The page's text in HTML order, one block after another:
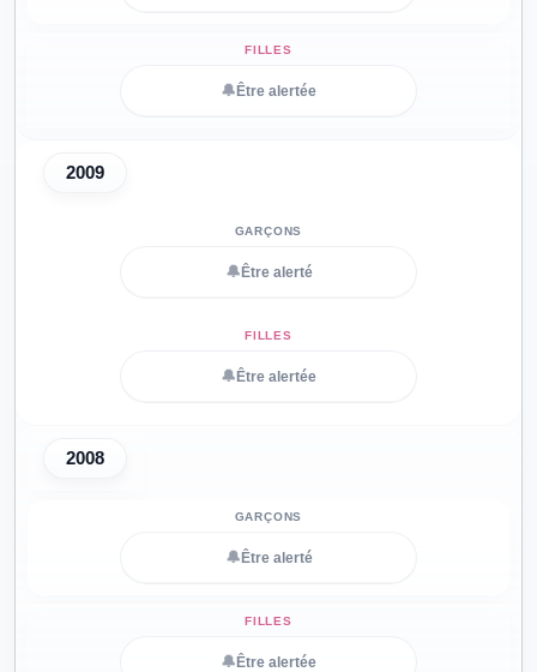
🔔 Être alertée
2009
🔔 Être alerté
🔔 Être alertée
2008
🔔 Être alerté
🔔 Être alertée